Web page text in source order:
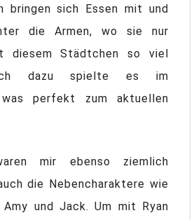
bringen sich Essen mit und
die Armen, wo sie nur
diesem Städtchen so viel
dazu spielte es im
was perfekt zum aktuellen
mir ebenso ziemlich
die Nebencharaktere wie
und Jack. Um mit Ryan